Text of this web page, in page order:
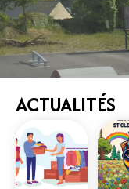
ACTUALITÉS